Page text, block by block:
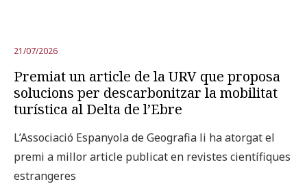
21/07/2026
Premiat un article de la URV que proposa
solucions per descarbonitzar la mobilitat
turística al Delta de l’Ebre
L’Associació Espanyola de Geografia li ha atorgat el
premi a millor article publicat en revistes científiques
estrangeres